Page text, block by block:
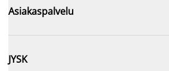
Asiakaspalvelu
JYSK